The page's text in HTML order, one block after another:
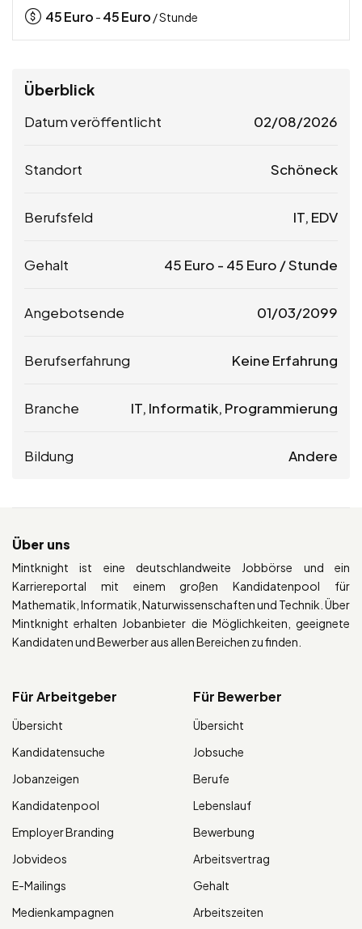
45Euro - 45Euro / Stunde
Überblick
Datum veröffentlicht 02/08/2026
Standort Schöneck
Berufsfeld IT, EDV
Gehalt 45 Euro - 45 Euro / Stunde
Angebotsende 01/03/2099
Berufserfahrung Keine Erfahrung
Branche IT, Informatik, Programmierung
Bildung Andere
Über uns
Mintknight ist eine deutschlandweite Jobbörse und ein
Karriereportal mit einem großen Kandidatenpool für
Mathematik, Informatik, Naturwissenschaften und Technik. Über
Mintknight erhalten Jobanbieter die Möglichkeiten, geeignete
Kandidaten und Bewerber aus allen Bereichen zu finden.
Für Arbeitgeber
Übersicht
Kandidatensuche
Jobanzeigen
Kandidatenpool
Employer Branding
Jobvideos
E-Mailings
Medienkampagnen
Für Bewerber
Übersicht
Jobsuche
Berufe
Lebenslauf
Bewerbung
Arbeitsvertrag
Gehalt
Arbeitszeiten